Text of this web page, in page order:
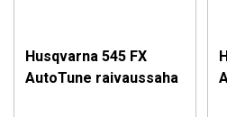
Husqvarna 545 FX
AutoTune raivaussaha